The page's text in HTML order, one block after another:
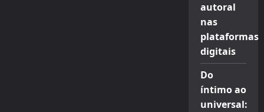
autoral
nas
plataformas
digitais
Do
íntimo ao
universal: